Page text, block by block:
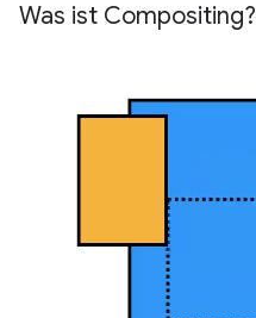
Was ist Compositing?